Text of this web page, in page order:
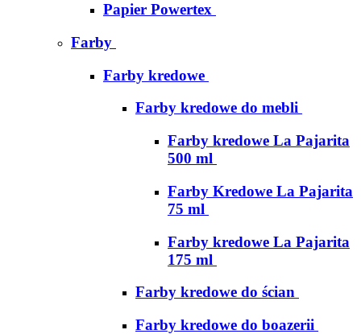
Papier Powertex
Farby
Farby kredowe
Farby kredowe do mebli
Farby kredowe La Pajarita
500 ml
Farby Kredowe La Pajarita
75 ml
Farby kredowe La Pajarita
175 ml
Farby kredowe do ścian
Farby kredowe do boazerii